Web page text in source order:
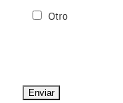
Otro